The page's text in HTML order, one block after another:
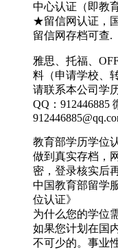
中心认证（即教
★留信网认证，
留信网存档可查.
雅思、托福、
料（申请学校、
请联系本公司学
QQ：912446885
教育部学历学位
做到真实存档，
密，登录核实后
中国教育部留学
位认证》
为什么您的学位
如果您计划在国
不可少的。事业